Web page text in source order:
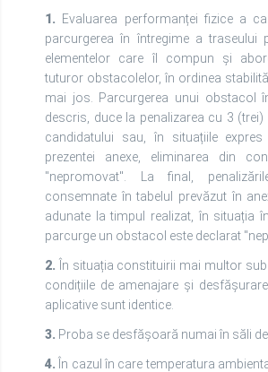
1. Evaluarea performanței fizice a
parcurgerea în întregime a traseului
elementelor care îl compun și
tuturor obstacolelor, în ordinea
mai jos. Parcurgerea unui obstacol
descris, duce la penalizarea cu 3
candidatului sau, în situațiile
prezentei anexe, eliminarea din
"nepromovat". La final,
consemnate în tabelul prevăzut în
adunate la timpul realizat, în situația
parcurge un obstacol este declarat
2. În situația constituirii mai multor
condițiile de amenajare și
aplicative sunt identice.
3. Proba se desfășoară numai în săli
4. În cazul în care temperatura